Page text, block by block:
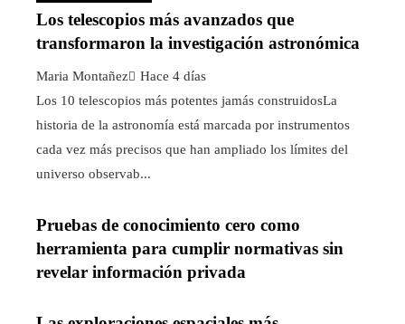
Los telescopios más avanzados que
transformaron la investigación astronómica
Maria Montañez
Hace 4 días
Los 10 telescopios más potentes jamás construidosLa
historia de la astronomía está marcada por instrumentos
cada vez más precisos que han ampliado los límites del
universo observab...
Pruebas de conocimiento cero como
herramienta para cumplir normativas sin
revelar información privada